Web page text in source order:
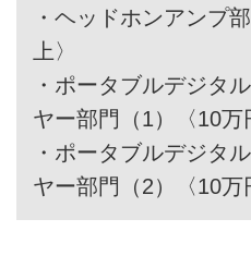
・ ヘッドホンアンプ
上〉
・ ポータブルデジタ
ヤー部門（1）〈10万
・ ポータブルデジタ
ヤー部門（2）〈10万